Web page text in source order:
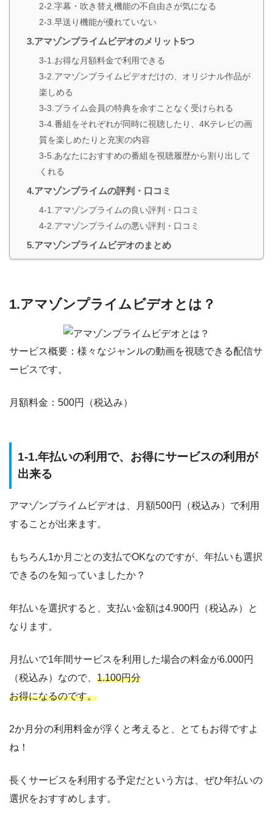
2-2.字幕・吹き替え機能の不自由さが気になる
2-3.早送り機能が優れていない
3.アマゾンプライムビデオのメリット5つ
3-1.お得な月額料金で利用できる
3-2.アマゾンプライムビデオだけの、オリジナル作品が
楽しめる
3-3.プライム会員の特典を余すことなく受けられる
3-4.番組をそれぞれが同時に視聴したり、4Kテレビの画
質を楽しめたりと充実の内容
3-5.あなたにおすすめの番組を視聴履歴から割り出して
くれる
4.アマゾンプライムの評判・口コミ
4-1.アマゾンプライムの良い評判・口コミ
4-2.アマゾンプライムの悪い評判・口コミ
5.アマゾンプライムビデオのまとめ
1.アマゾンプライムビデオとは？
サービス概要：様々なジャンルの動画を視聴できる配信サ
ービスです。
月額料金：500円（税込み）
1-1.年払いの利用で、お得にサービスの利用が
出来る
アマゾンプライムビデオは、月額500円（税込み）で利用
することが出来ます。
もちろん1か月ごとの支払でOKなのですが、年払いも選択
できるのを知っていましたか？
年払いを選択すると、支払い金額は4.900円（税込み）と
なります。
月払いで1年間サービスを利用した場合の料金が6.000円
（税込み）なので、 1.100円分
お得になるのです。
2か月分の利用料金が浮くと考えると、とてもお得ですよ
ね！
長くサービスを利用する予定だという方は、ぜひ年払いの
選択をおすすめします。